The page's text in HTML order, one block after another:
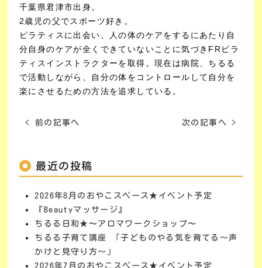
千葉県君津市出身。
2歳児の父でスポーツ好き。
ピラティスに出会い、人の体のケアをするにあたり自
分自身のケアが全くできていないことに気づきFRピラ
ティスインストラクターを取得。現在は病院、ちるる
で活動しながら、自分の体をコントロールして自分を
楽にさせるための方法を追求している。
< 前の記事へ 次の記事へ >
最近の投稿
2026年8月のおやこスペース★イベント予定
『Beautyマッサージ』
ちるる日和★〜アロマワークショップ〜
ちるる子育て講座 「子どものやる気を育てる～声
かけと見守り方～」
2026年7月のおやこスペース★イベント予定